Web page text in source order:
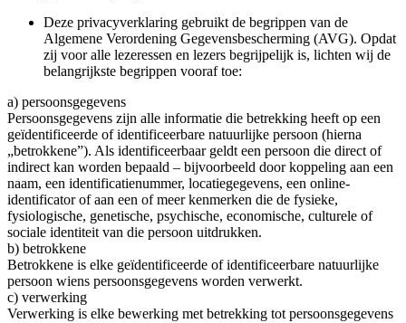
Deze privacyverklaring gebruikt de begrippen van de
Algemene Verordening Gegevensbescherming (AVG). Opdat
zij voor alle lezeressen en lezers begrijpelijk is, lichten wij de
belangrijkste begrippen vooraf toe:
a) persoonsgegevens
Persoonsgegevens zijn alle informatie die betrekking heeft op een
geïdentificeerde of identificeerbare natuurlijke persoon (hierna
„betrokkene”). Als identificeerbaar geldt een persoon die direct of
indirect kan worden bepaald – bijvoorbeeld door koppeling aan een
naam, een identificatienummer, locatiegegevens, een online-
identificator of aan een of meer kenmerken die de fysieke,
fysiologische, genetische, psychische, economische, culturele of
sociale identiteit van die persoon uitdrukken.
b) betrokkene
Betrokkene is elke geïdentificeerde of identificeerbare natuurlijke
persoon wiens persoonsgegevens worden verwerkt.
c) verwerking
Verwerking is elke bewerking met betrekking tot persoonsgegevens